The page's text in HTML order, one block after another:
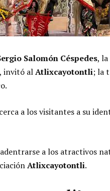
Salomón Céspedes,
invitó alAtlixcayotontli; la
a los visitantes a su
a los atractivos
Atlixcayotontli.